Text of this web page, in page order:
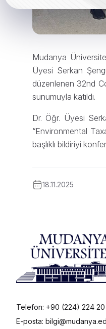
Mudanya
Üyesi Serkan
düzenlenen 32nd
sunumuyla katıldı.
Dr. Öğr. Üyesi
“Environmental
başlıklı bildiriyi
18.11.2025
Telefon: +90 (224) 224 20
E-posta: